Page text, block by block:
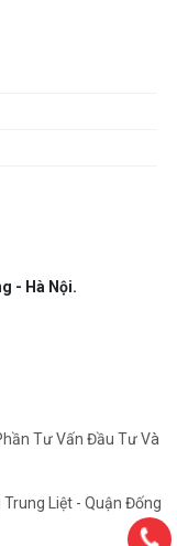
- Hà Nội.
Tư Vấn Đầu Tư Và
Liệt - Quận Đống